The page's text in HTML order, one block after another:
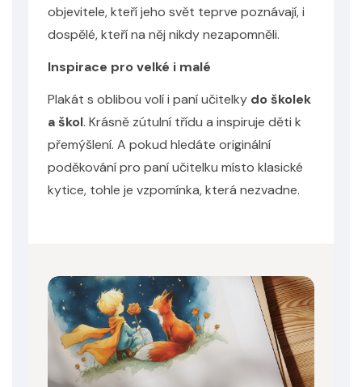
objevitele, kteří jeho svět teprve poznávají, i
dospělé, kteří na něj nikdy nezapomněli.
Inspirace pro velké i malé
Plakát s oblibou volí i paní učitelky do školek
a škol. Krásně zútulní třídu a inspiruje děti k
přemýšlení. A pokud hledáte originální
poděkování pro paní učitelku místo klasické
kytice, tohle je vzpomínka, která nezvadne.